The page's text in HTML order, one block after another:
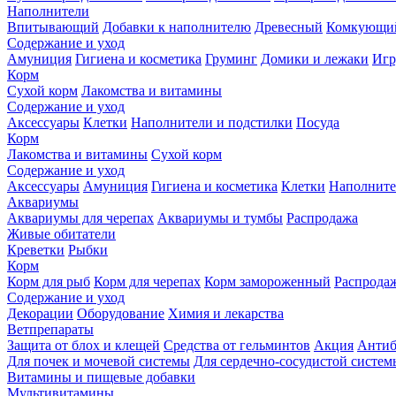
Наполнители
Впитывающий Добавки к наполнителю Древесный
Содержание и уход
Амуниция Гигиена и косметика Груминг Домики и лежаки
Корм
Сухой корм Лакомства и витамины
Содержание и уход
Аксессуары Клетки Наполнители и подстилки Посуда
Корм
Лакомства и витамины Сухой корм
Содержание и уход
Аксессуары Амуниция Гигиена и косметика Клетки
Аквариумы
Аквариумы для черепах Аквариумы и тумбы Распродажа
Живые обитатели
Креветки Рыбки
Корм
Корм для рыб Корм для черепах Корм замороженный
Содержание и уход
Декорации Оборудование Химия и лекарства
Ветпрепараты
Защита от блох и клещей Средства от гельминтов Акция
Для почек и мочевой системы Для сердечно-сосудистой
Витамины и пищевые добавки
Мультивитамины